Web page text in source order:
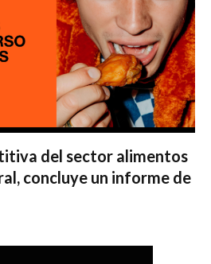
del sector alimentos
concluye un informe de